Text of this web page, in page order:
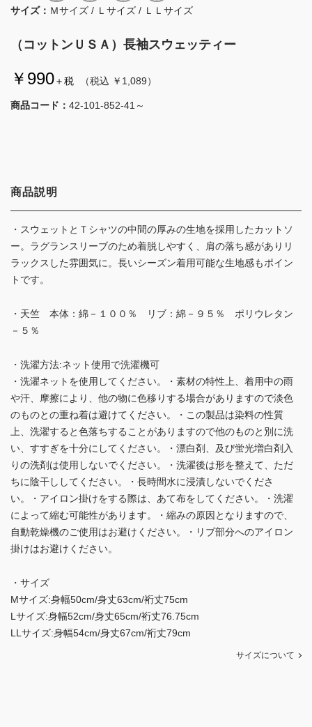
（コットンＵＳＡ）長袖スウェッティー
￥990＋税 （税込 ￥1,089）
商品コード： 42-101-852-41～
サイズ： Ｍサイズ / Ｌサイズ / ＬＬサイズ
商品説明
・スウェットとＴシャツの中間の厚みの生地を採用したカットソ
ー。ラグランスリーブのため着脱しやすく、肩の落ち感がありリ
ラックスした雰囲気に。長いシーズン着用可能な生地感もポイン
トです。
・天竺 本体：綿－１００％ リブ：綿－９５％ ポリウレタン
－５％
・洗濯方法:ネット使用で洗濯機可
・洗濯ネットを使用してください。・素材の特性上、着用中の雨
や汗、摩擦により、他の物に色移りする場合がありますので淡色
のものとの重ね着は避けてください。・この製品は染料の性質
上、洗濯すると色落ちすることがありますので他のものと別に洗
い、すすぎを十分にしてください。・漂白剤、及び蛍光増白剤入
りの洗剤は使用しないでください。・洗濯後は形を整えて、ただ
ちに陰干ししてください。・長時間水に浸漬しないでくださ
い。・アイロン掛けをする際は、あて布をしてください。・洗濯
によって縮む可能性があります。・縮みの原因となりますので、
自動乾燥機のご使用はお避けください。・リブ部分へのアイロン
掛けはお避けください。
・サイズ
Mサイズ:身幅50cm/身丈63cm/裄丈75cm
Lサイズ:身幅52cm/身丈65cm/裄丈76.75cm
LLサイズ:身幅54cm/身丈67cm/裄丈79cm
サイズについて